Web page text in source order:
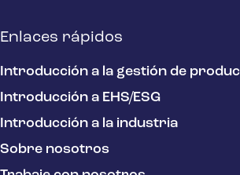
Enlaces rápidos
Introducción a la gestión de
Introducción a EHS/ESG
Introducción a la industria
Sobre nosotros